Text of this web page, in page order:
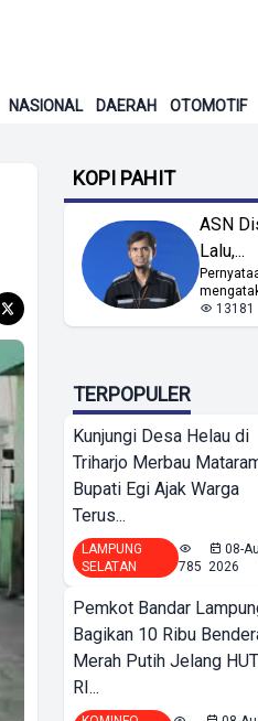
NASIONAL DAERAH OTOMOTIF
KOPI PAHIT
ASN
Lalu,...
13181
TERPOPULER
Kunjungi Desa Helau di
Triharjo Merbau
Bupati Egi Ajak Warga
Terus...
LAMPUNG
SELATAN
785
08-
2026
Pemkot Bandar
Bagikan 10 Ribu
Merah Putih Jelang HUT
RI...